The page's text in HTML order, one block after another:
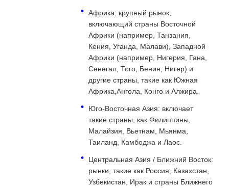
Африка: крупный рынок,
включающий страны Восточной
Африки (например, Танзания,
Кения, Уганда, Малави), Западной
Африки (например, Нигерия, Гана,
Сенегал, Того, Бенин, Нигер) и
другие страны, такие как Южная
Африка,Ангола, Конго и Алжира.
Юго-Восточная Азия: включает
такие страны, как Филиппины,
Малайзия, Вьетнам, Мьянма,
Таиланд, Камбоджа и Лаос.
Центральная Азия / Ближний Восток:
рынки, такие как Россия, Казахстан,
Узбекистан, Ирак и страны Ближнего